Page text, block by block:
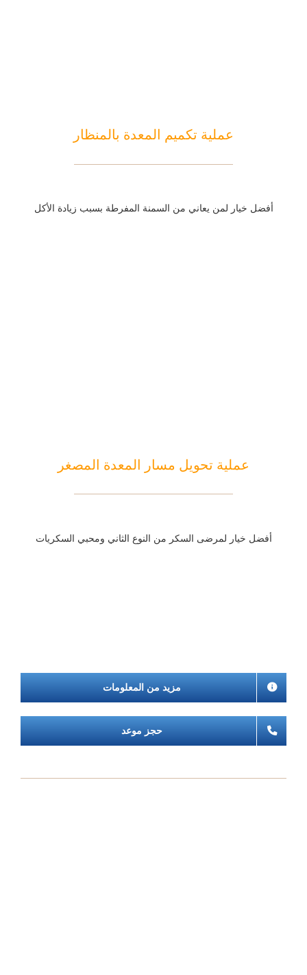
عملية تكميم المعدة بالمنظار
أفضل خيار لمن يعاني من السمنة المفرطة بسبب زيادة الأكل
عملية تحويل مسار المعدة المصغر
أفضل خيار لمرضى السكر من النوع الثاني ومحبي السكريات
مزيد من المعلومات
حجز موعد